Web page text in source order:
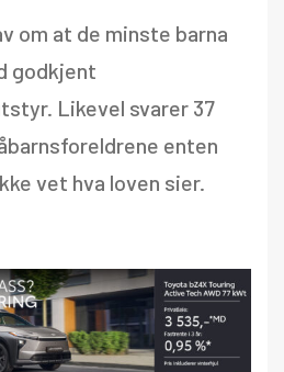
om at de minste barna
godkjent
Likevel svarer 37
enten
vet hva loven sier.